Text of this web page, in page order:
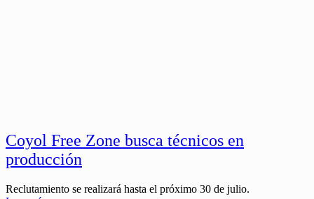
Coyol Free Zone busca técnicos en
producción
Reclutamiento se realizará hasta el próximo 30 de julio.